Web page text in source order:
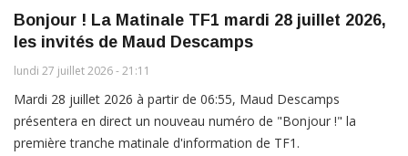
Bonjour ! La Matinale TF1 mardi 28 juillet 2026,
les invités de Maud Descamps
lundi 27 juillet 2026 - 21:11
Mardi 28 juillet 2026 à partir de 06:55, Maud Descamps
présentera en direct un nouveau numéro de "Bonjour !" la
première tranche matinale d'information de TF1.